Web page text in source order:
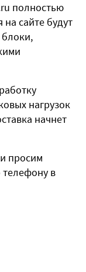
полностью
сайте будут
нагрузок
начнет
просим
телефону в